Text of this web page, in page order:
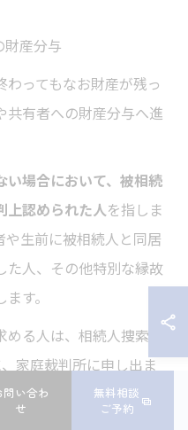
産分与
ってもなお財産が残っ
共有者への財産分与へ進
い場合において、被相続
上認められた人を指しま
や生前に被相続人と同居
た人、その他特別な縁故
す。
る人は、相続人捜索の
家庭裁判所に申し出ま
証言に基づく審査が行
故者」だと認められた
問い合わ
せ
無料相談
ご予約